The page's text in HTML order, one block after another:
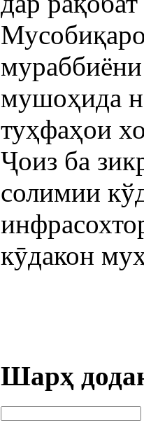
мушоҳида
туҳфаҳои
Ҷоиз ба
солимии
кӯдакон
Шарҳ